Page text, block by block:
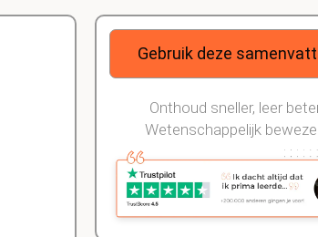
Gebruik deze
Onthoud sneller, leer
Wetenschappelijk